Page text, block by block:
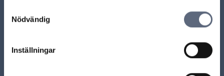
Nödvändig
Inställningar
Effektiv lösning mot spoofing av mobilnummer på
Ladda mer